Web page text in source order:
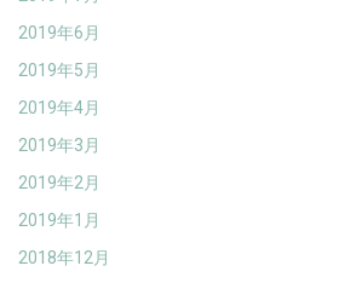
2019年6月
2019年5月
2019年4月
2019年3月
2019年2月
2019年1月
2018年12月